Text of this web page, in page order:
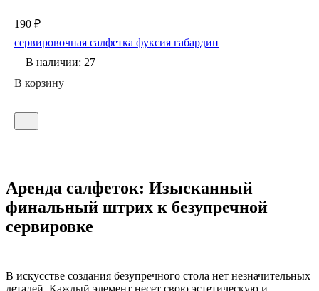
190 ₽
сервировочная салфетка фуксия габардин
В наличии: 27
В корзину
Аренда салфеток: Изысканный
финальный штрих к безупречной
сервировке
В искусстве создания безупречного стола нет незначительных
деталей. Каждый элемент несет свою эстетическую и